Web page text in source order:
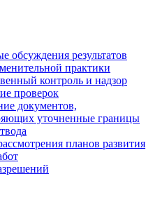
обсуждения результатов
практики
контроль и надзор
проверок
документов,
уточненные границы
планов развития